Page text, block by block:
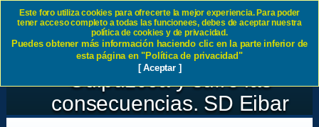
El Real Union se sale de La
Piramide deportiva en
Guipuzcoa y sufre las
consecuencias. SD Eibar
Este foro utiliza cookies para ofrecerte la mejor experiencia. Para poder
tener acceso completo a todas las funcionees, debes de aceptar nuestra
política de cookies y de privacidad.
Puedes obtener más información haciendo clic en la parte inferior de
esta página en "Política de privacidad"
[ Aceptar ]